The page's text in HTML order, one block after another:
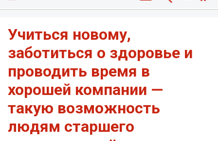
Учиться новому,
заботиться о здоровье и
проводить время в
хорошей компании —
такую возможность
людям старшего